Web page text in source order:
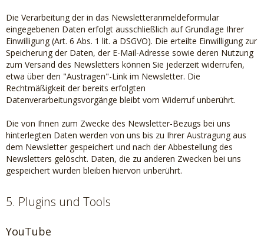
Die Verarbeitung der in das Newsletteranmeldeformular
eingegebenen Daten erfolgt ausschließlich auf Grundlage Ihrer
Einwilligung (Art. 6 Abs. 1 lit. a DSGVO). Die erteilte Einwilligung zur
Speicherung der Daten, der E-Mail-Adresse sowie deren Nutzung
zum Versand des Newsletters können Sie jederzeit widerrufen,
etwa über den "Austragen"-Link im Newsletter. Die
Rechtmäßigkeit der bereits erfolgten
Datenverarbeitungsvorgänge bleibt vom Widerruf unberührt.
Die von Ihnen zum Zwecke des Newsletter-Bezugs bei uns
hinterlegten Daten werden von uns bis zu Ihrer Austragung aus
dem Newsletter gespeichert und nach der Abbestellung des
Newsletters gelöscht. Daten, die zu anderen Zwecken bei uns
gespeichert wurden bleiben hiervon unberührt.
5. Plugins und Tools
YouTube